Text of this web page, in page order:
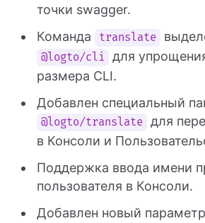
точки swagger.
Команда
translate
@logto/cli
для
размера CLI.
Добавлен специальный
@logto/translate для
в Консоли и
Поддержка ввода имени
пользователя в Консоли.
Добавлен новый